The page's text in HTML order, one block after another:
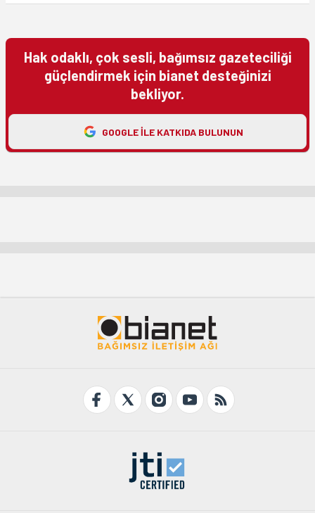
Hak odaklı, çok sesli, bağımsız gazeteciliği
güçlendirmek için bianet desteğinizi
bekliyor.
GOOGLE ILE KATKIDA BULUNUN